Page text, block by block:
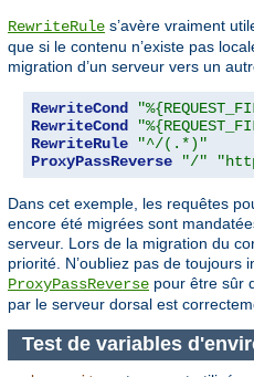
RewriteRule s’avère vraiment
que si le contenu n’existe pas
migration d’un serveur vers un
RewriteCond
RewriteCond
RewriteRule
"^/(.*)"
ProxyPassReverse
"/"
Dans cet exemple, les requêtes
encore été migrées sont
serveur. Lors de la migration du
priorité. N’oubliez pas de toujours
ProxyPassReverse pour être sûr
par le serveur dorsal est
Test de variables